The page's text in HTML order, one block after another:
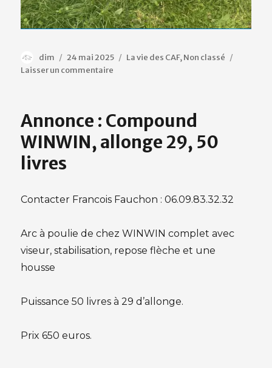
Auteur
dim
Publié
le
24 mai 2025 Catégories
La vie des CAF,Non classé
Laisser un commentaire
Annonce : Compound
WINWIN, allonge 29, 50
livres
Contacter Francois Fauchon : 06.09.83.32.32
Arc à poulie de chez WINWIN complet avec
viseur, stabilisation, repose flèche et une
housse
Puissance 50 livres à 29 d’allonge.
Prix 650 euros.